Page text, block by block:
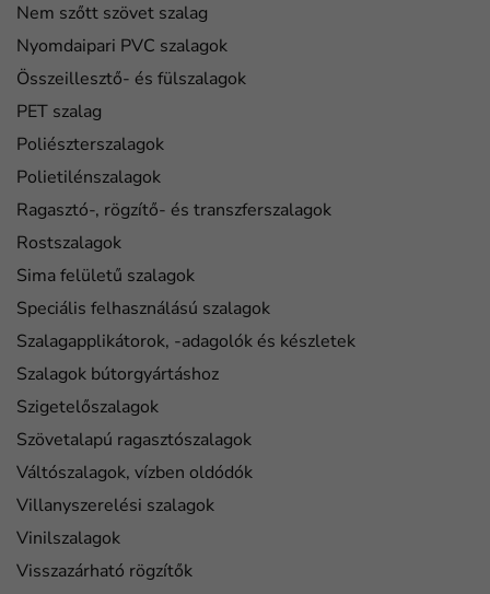
Nem szőtt szövet szalag
Nyomdaipari PVC szalagok
Összeillesztő- és fülszalagok
PET szalag
Poliészterszalagok
Polietilénszalagok
Ragasztó-, rögzítő- és transzferszalagok
Rostszalagok
Sima felületű szalagok
Speciális felhasználású szalagok
Szalagapplikátorok, -adagolók és készletek
Szalagok bútorgyártáshoz
Szigetelőszalagok
Szövetalapú ragasztószalagok
Váltószalagok, vízben oldódók
Villanyszerelési szalagok
Vinilszalagok
Visszazárható rögzítők